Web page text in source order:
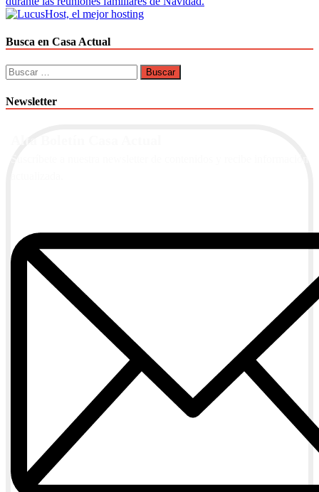
entradas
Busca en Casa Actual
Buscar:
Newsletter